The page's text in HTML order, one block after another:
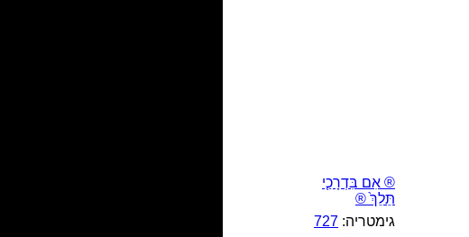
® אִם בִּדְרָכַ֤י
תֵּלֵךְ֙ ®
גימטריה: 727